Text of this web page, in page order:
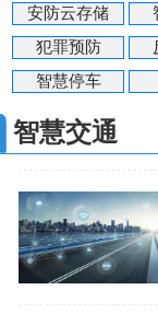
安防云存储
犯罪预防
智慧停车
智慧交通